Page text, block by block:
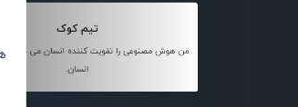
تیم کوک
من هوش مصنوعی را تقویت کننده انسان می دانم،
انسان.